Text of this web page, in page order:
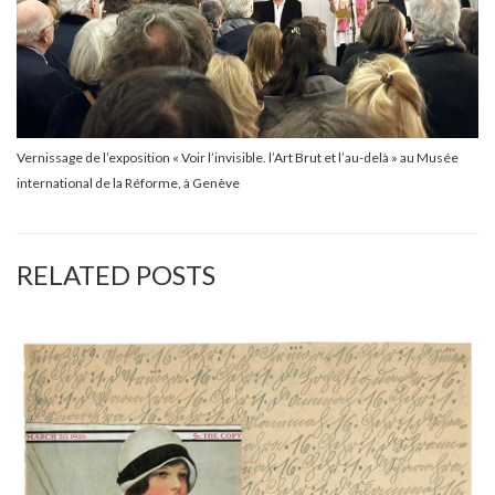
Vernissage de l’exposition « Voir l’invisible. l’Art Brut et l’au-delà » au Musée
international de la Réforme, à Genève
RELATED POSTS